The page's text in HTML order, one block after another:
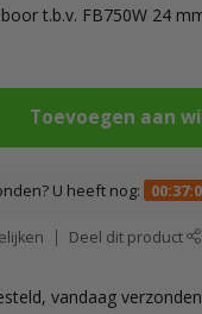
t.b.v. FB750W 24
Toevoegen aan
U heeft nog:
Deel dit product
vandaag verzonden